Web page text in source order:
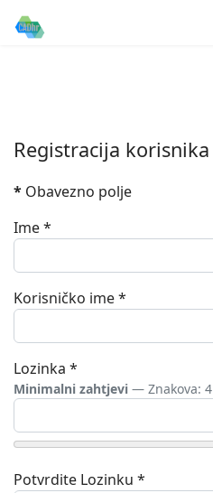
Registracija korisnika
* Obavezno polje
Ime*
Korisničko ime*
Lozinka *
Minimalni zahtjevi — Znakova: 4
Potvrdite Lozinku *